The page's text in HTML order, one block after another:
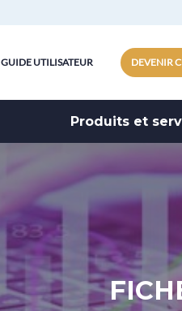
DEVENIR
GUIDE UTILISATEUR
Produits et